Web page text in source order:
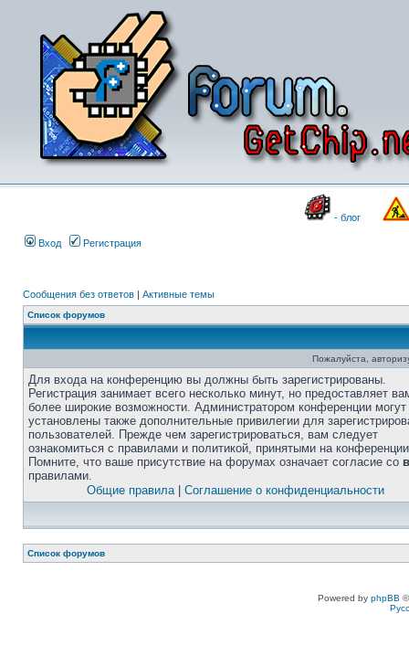
- блог
Вход Регистрация
Сообщения без ответов | Активные темы
Список форумов
Пожалуйста,
Для входа на конференцию вы должны быть зарегистрированы.
Регистрация занимает всего несколько минут, но предоставляет
более широкие возможности. Администратором конференции
установлены также дополнительные привилегии для
пользователей. Прежде чем зарегистрироваться, вам следует
ознакомиться с правилами и политикой, принятыми на
Помните, что ваше присутствие на форумах означает согласие со
правилами.
Общие правила| Соглашение о конфиденциальности
Список форумов
Powered by phpBB